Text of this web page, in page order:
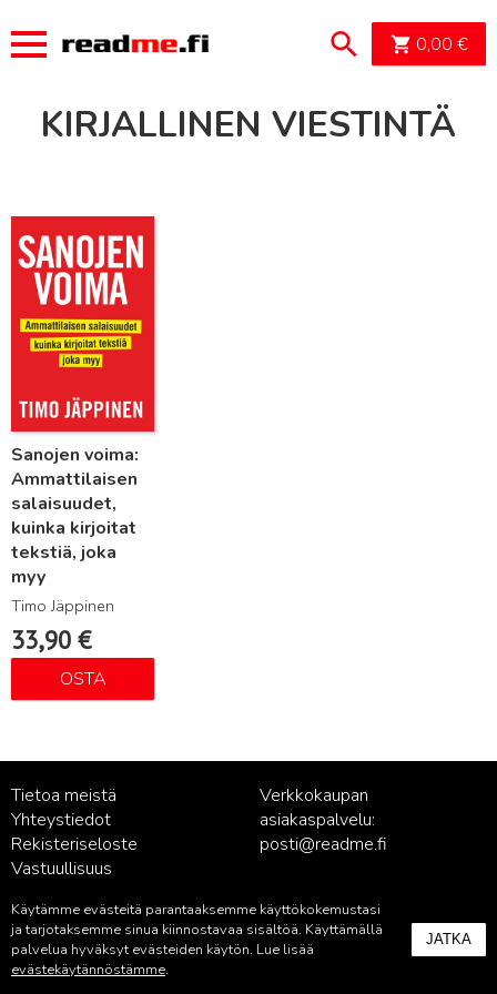
0,00 €
KIRJALLINEN VIESTINTÄ
Sanojen voima:
Ammattilaisen
salaisuudet,
kuinka kirjoitat
tekstiä, joka
myy
Timo Jäppinen
33,90 €
OSTA
Tietoa meistä
Yhteystiedot
Rekisteriseloste
Vastuullisuus
Verkkokaupan
asiakaspalvelu:
posti@readme.fi
Kustantamon asiakaspalvelu:
palvelu@readme.fi
Käytämme evästeitä parantaaksemme käyttökokemustasi
ja tarjotaksemme sinua kiinnostavaa sisältöä. Käyttämällä
palvelua hyväksyt evästeiden käytön. Lue lisää
evästekäytännöstämme.
JATKA